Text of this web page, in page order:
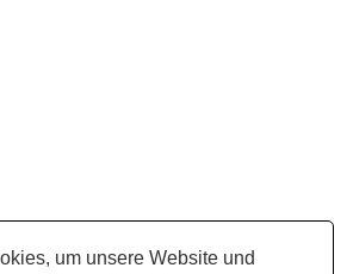
um unsere Website und